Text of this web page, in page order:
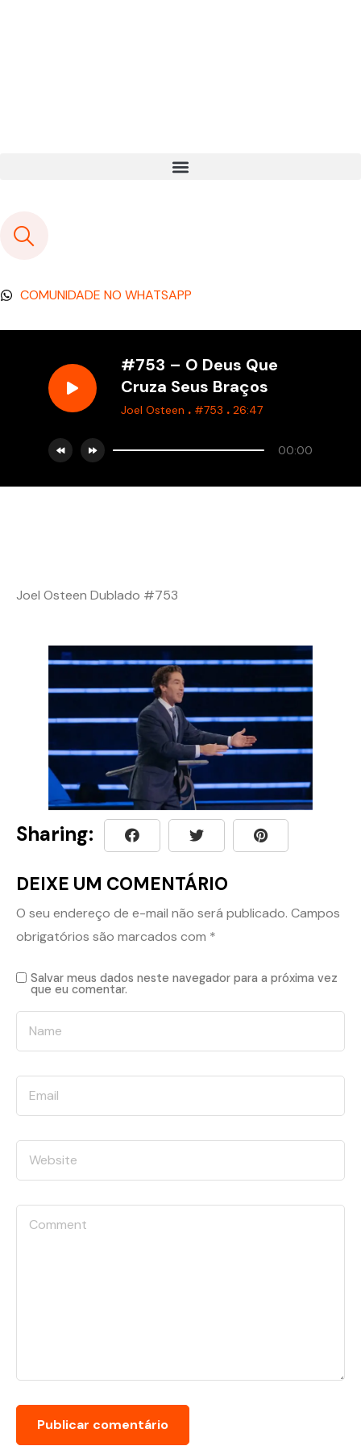
COMUNIDADE NO WHATSAPP
#753 – O Deus Que
Cruza Seus Braços
Joel Osteen . #753 . 26:47
00:00
Joel Osteen Dublado #753
Sharing:
DEIXE UM COMENTÁRIO
O seu endereço de e-mail não será publicado. Campos
obrigatórios são marcados com *
Salvar meus dados neste navegador para a próxima vez
que eu comentar.